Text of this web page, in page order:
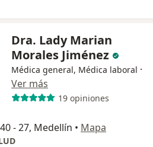
Dra. Lady Marian
Morales Jiménez
Médica general, Médica laboral ·
Ver más
19 opiniones
40 - 27, Medellín • Mapa